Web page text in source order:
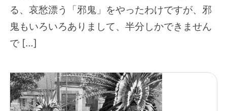
る、哀愁漂う「邪鬼」をやったわけですが、邪
鬼もいろいろありまして、半分しかできません
で […]